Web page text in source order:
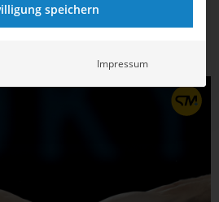
speichern
Impressum